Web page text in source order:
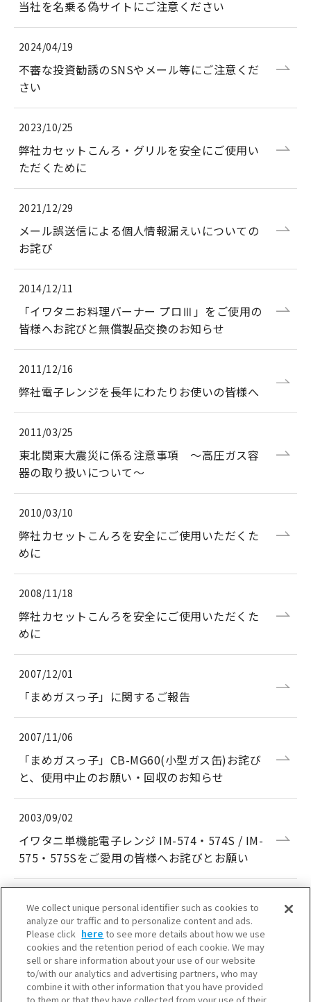
当社を名乗る偽サイトにご注意ください
2024/04/19
不審な投資勧誘のSNSやメール等にご注意くだ
さい
2023/10/25
弊社カセットこんろ・グリルを安全にご使用い
ただくために
2021/12/29
メール誤送信による個人情報漏えいについての
お詫び
2014/12/11
「イワタニお料理バーナー プロⅢ」をご使用の
皆様へお詫びと無償製品交換のお知らせ
2011/12/16
弊社電子レンジを長年にわたりお使いの皆様へ
2011/03/25
東北関東大震災に係る注意事項 ～高圧ガス容
器の取り扱いについて～
2010/03/10
弊社カセットこんろを安全にご使用いただくた
めに
2008/11/18
弊社カセットこんろを安全にご使用いただくた
めに
2007/12/01
「まめガスっ子」に関するご報告
2007/11/06
「まめガスっ子」CB-MG60(小型ガス缶)お詫び
と、使用中止のお願い・回収のお知らせ
2003/09/02
イワタニ単機能電子レンジ IM-574・574S / IM-
575・575Sをご愛用の皆様へお詫びとお願い
We collect unique personal identifier such as cookies to
analyze our traffic and to personalize content and ads.
Please click here to see more details about how we use
cookies and the retention period of each cookie. We may
sell or share information about your use of our website
to/with our analytics and advertising partners, who may
combine it with other information that you have provided